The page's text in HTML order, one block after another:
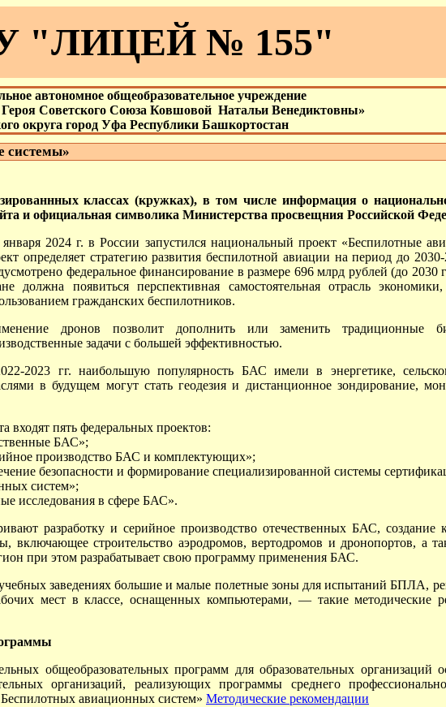
"ЛИЦЕЙ № 155"
автономное общеобразовательное учреждение
Советского Союза Ковшовой Натальи Венедиктовны»
округа город Уфа Республики Башкортостан
системы»
классах (кружках), в том числе информация о
и официальная символика Министерства просвещния Российской
2024 г. в России запустился национальный проект «Беспилотные
определяет стратегию развития беспилотной авиации на период до
федеральное финансирование в размере 696 млрд рублей (до
должна появиться перспективная самостоятельная отрасль
гражданских беспилотников.
дронов позволит дополнить или заменить традиционные
задачи с большей эффективностью.
2023 гг. наибольшую популярность БАС имели в энергетике,
в будущем могут стать геодезия и дистанционное зондирование,
входят пять федеральных проектов:
БАС»;
производство БАС и комплектующих»;
безопасности и формирование специализированной системы
систем»;
исследования в сфере БАС».
разработку и серийное производство отечественных БАС, создание
включающее строительство аэродромов, вертодромов и дронопортов, а
при этом разрабатывает свою программу применения БАС.
заведениях большие и малые полетные зоны для испытаний БПЛА,
мест в классе, оснащенных компьютерами, — такие методические
общеобразовательных программ для образовательных организаций
организаций, реализующих программы среднего
авиационных систем» Методические рекомендации